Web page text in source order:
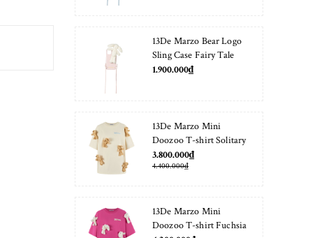
13De Marzo Bear Logo
Sling Case Fairy Tale
1.900.000₫
13De Marzo Mini
Doozoo T-shirt Solitary
Star
3.800.000₫
4.400.000₫
13De Marzo Mini
Doozoo T-shirt Fuchsia